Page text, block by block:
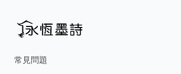
常見問題